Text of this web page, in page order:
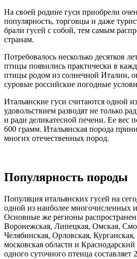
На своей родине гуси приобрели
популярность, торговцы и даже
брали гусей с собой, тем самым
странам.
Потребовалось несколько десятков
птицы появились практически в
птицы родом из солнечной Италии,
суровые российские погодные
Итальянские гуси считаются одной
удовольствием разводят не только
и ради деликатесной печени. Ее вес
600 грамм. Итальянская порода
многих отечественных пород.
Популярность породы
Популяция итальянских гусей на
одной из наиболее многочисленных
Основные же регионы
Воронежская, Липецкая, Омская,
Челябинская, Орловская, Курганская,
московская области и
одного суточного птенца составляет